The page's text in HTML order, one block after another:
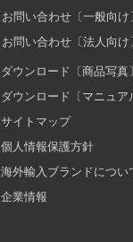
お問い合わせ〔一般向け
お問い合わせ〔法人向け
ダウンロード〔商品写真
ダウンロード〔マニュア
サイトマップ
個人情報保護方針
海外輸入ブランドについ
企業情報